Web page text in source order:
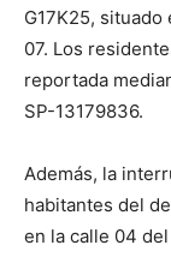
G17K25,
07. Los
reportada
SP-13179836.
Además, la
habitantes del
en la calle 04